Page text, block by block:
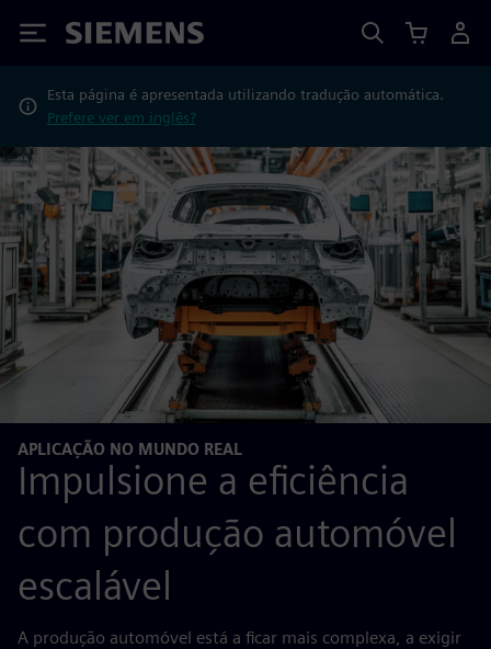
Siemens
Esta página é apresentada utilizando tradução automática.
Prefere ver em inglês?
APLICAÇÃO NO MUNDO REAL
Impulsione a eficiência
com produção automóvel
escalável
A produção automóvel está a ficar mais complexa, a exigir